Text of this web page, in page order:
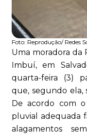
Foto: Reprodução/ Redes
Uma moradora da
Imbuí, em
quarta-feira (3)
que, segundo ela,
De acordo com
pluvial adequada
alagamentos